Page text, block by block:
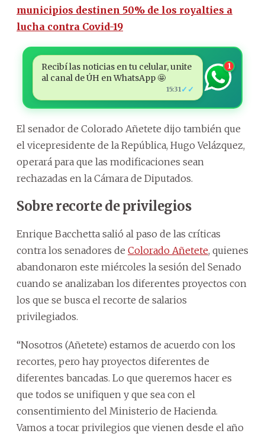
municipios destinen 50% de los royalties a
lucha contra Covid-19
Recibí las noticias en tu celular, unite
al canal de ÚH en WhatsApp 🤩
15:31 ✓✓
1
El senador de Colorado Añetete dijo también que
el vicepresidente de la República, Hugo Velázquez,
operará para que las modificaciones sean
rechazadas en la Cámara de Diputados.
Sobre recorte de privilegios
Enrique Bacchetta salió al paso de las críticas
contra los senadores de Colorado Añetete, quienes
abandonaron este miércoles la sesión del Senado
cuando se analizaban los diferentes proyectos con
los que se busca el recorte de salarios
privilegiados.
“Nosotros (Añetete) estamos de acuerdo con los
recortes, pero hay proyectos diferentes de
diferentes bancadas. Lo que queremos hacer es
que todos se unifiquen y que sea con el
consentimiento del Ministerio de Hacienda.
Vamos a tocar privilegios que vienen desde el año